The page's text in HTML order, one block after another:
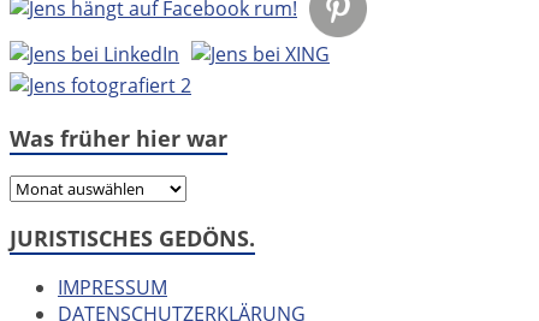
Was früher hier war
Was
hier
JURISTISCHES GEDÖNS.
IMPRESSUM
DATENSCHUTZERKLÄRUNG